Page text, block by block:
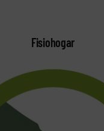
Fisiohogar